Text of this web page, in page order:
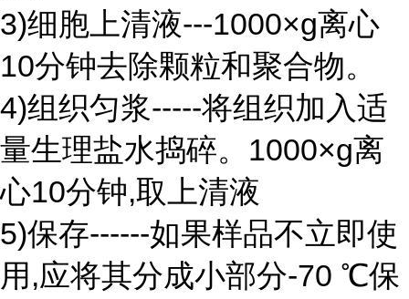
3)细胞上清液---1000×g离心
10分钟去除颗粒和聚合物。
4)组织匀浆-----将组织加入适
量生理盐水捣碎。1000×g离
心10分钟,取上清液
5)保存------如果样品不立即使
用,应将其分成小部分-70 ℃保